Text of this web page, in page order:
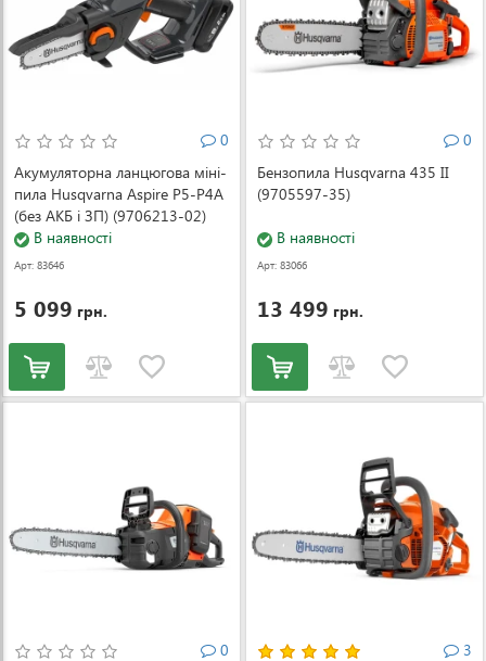
0
Акумуляторна ланцюгова міні-
пила Husqvarna Aspire P5-P4A
(без АКБ і ЗП) (9706213-02)
В наявності
Арт: 83646
5 099 грн.
0
Бензопила Husqvarna 435 II
(9705597-35)
В наявності
Арт: 83066
13 499 грн.
0
3